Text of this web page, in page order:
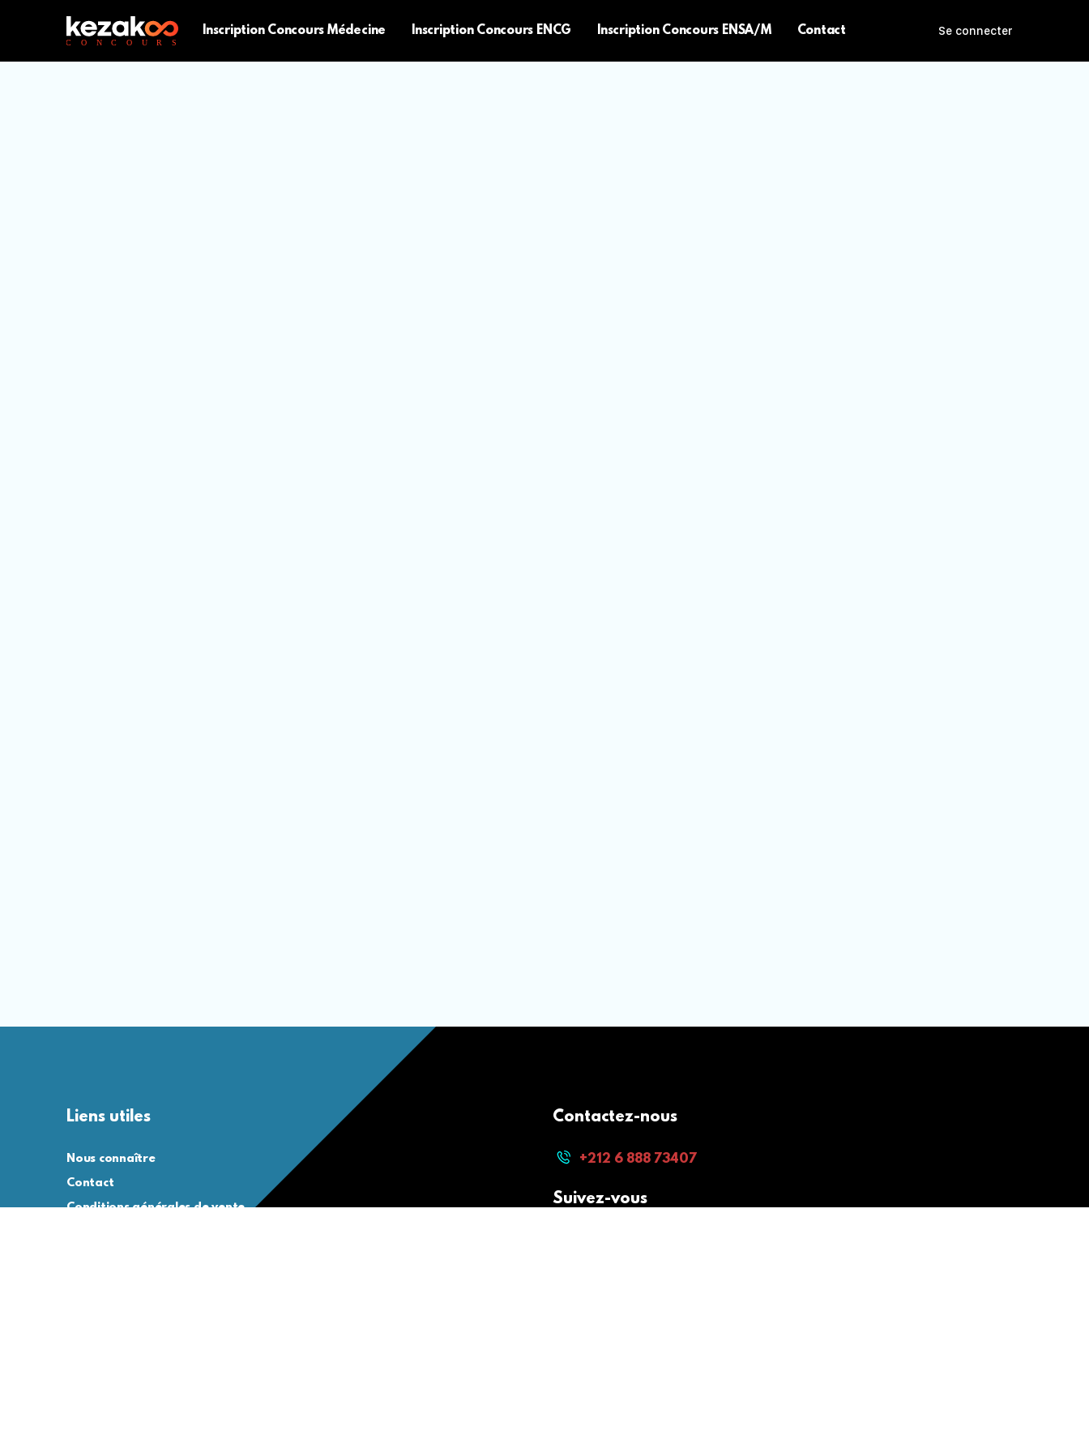
Inscription Concours Médecine Inscription Concours ENCG Inscription Concours ENSA/M Contact Se connecter
Liens utiles
Nous connaître
Contact
Conditions générales de vente
Contactez-nous
+212 6 888 73407
Suivez-vous